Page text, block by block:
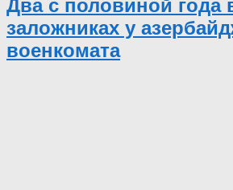
Два с половиной года
заложниках у
военкомата